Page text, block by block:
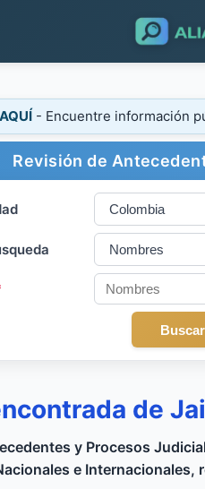
- Encuentre información
Revisión de
de
y Procesos
e Internacionales,